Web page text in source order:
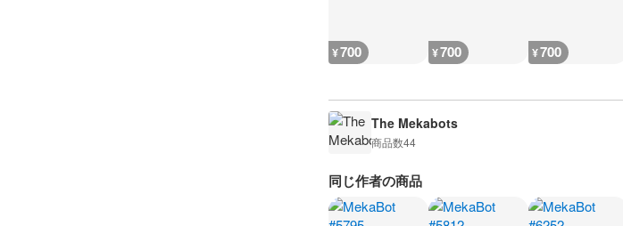
¥700 ¥700 ¥700
The Mekabots
商品数44
同じ作者の商品